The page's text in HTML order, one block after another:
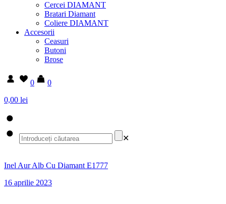
Cercei DIAMANT
Bratari Diamant
Coliere DIAMANT
Accesorii
Ceasuri
Butoni
Brose
0
0
0,00 lei
✕
Inel Aur Alb Cu Diamant E1777
16 aprilie 2023